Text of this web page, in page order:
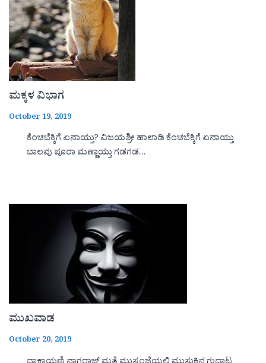
ಮಕ್ಕಳ ವಿಭಾಗ
October 19, 2019
ಕೆಂಚಬೆಕ್ಕಿಗೆ ಏನಾಯ್ತು? ವಿಜಯಶ್ರೀ ಹಾಲಾಡಿ ಕೆಂಚಬೆಕ್ಕಿಗೆ ಏನಾಯ್ತು
ಬಾಲವು ಪೂರಾ ಮಣ್ಣಾಯ್ತು ಗಡಗಡ…
ಮುಖವಾಡ
October 20, 2019